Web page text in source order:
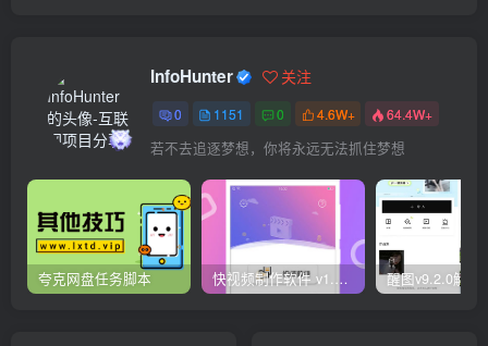
InfoHunter 关注
0 1151 0 4.6W+ 64.4W+
若不去追逐梦想，你将永远无法抓住梦想
夸克网盘任务脚本 快视频制作软件 v1.1.1安卓版